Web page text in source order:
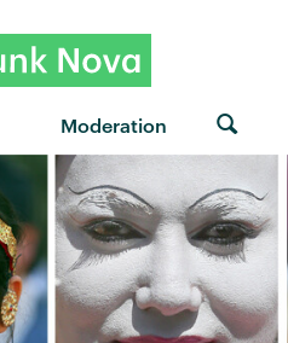
Moderation